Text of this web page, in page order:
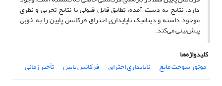
دارد. نتایج به دست آمده، تطابق قابل قبولی با نتایج تجربی و نظری
موجود داشته و دینامیک ناپایداری احتراق فرکانس پایین را به خوبی
پیش‌بینی می‌کند.
کلیدواژه‌ها
موتور سوخت مایع
ناپایداری احتراق فرکانس پایین تأخیر زمانی